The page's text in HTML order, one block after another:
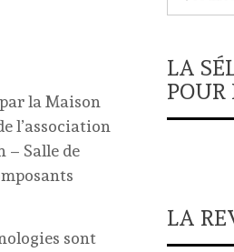
la Maison
l’association
– Salle de
sont
LA
POUR
LA